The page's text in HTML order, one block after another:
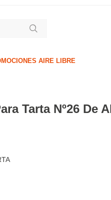
AIRE LIBRE
Tarta Nº26 De